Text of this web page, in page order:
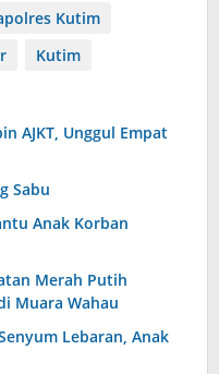
Kutim
Kutim
AJKT, Unggul Empat
Sabu
Anak Korban
Merah Putih
Muara Wahau
Lebaran, Anak